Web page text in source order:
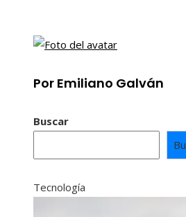
Por Emiliano Galván
Buscar
Tecnología